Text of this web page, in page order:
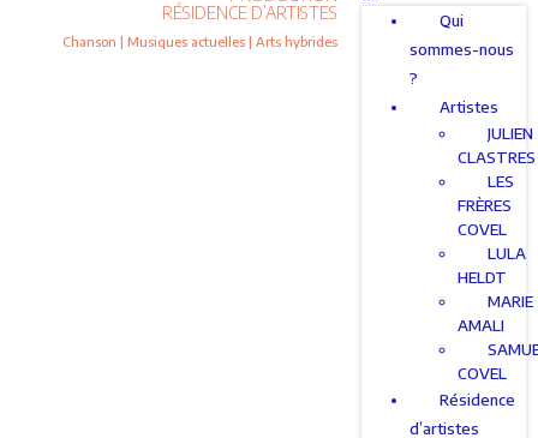
RÉSIDENCE D’ARTISTES
Chanson | Musiques actuelles | Arts hybrides
Qui
sommes-nous
?
Artistes
JULIEN
CLASTRES
LES
FRÈRES
COVEL
LULA
HELDT
MARIE
AMALI
COVEL
Résidence
d’artistes